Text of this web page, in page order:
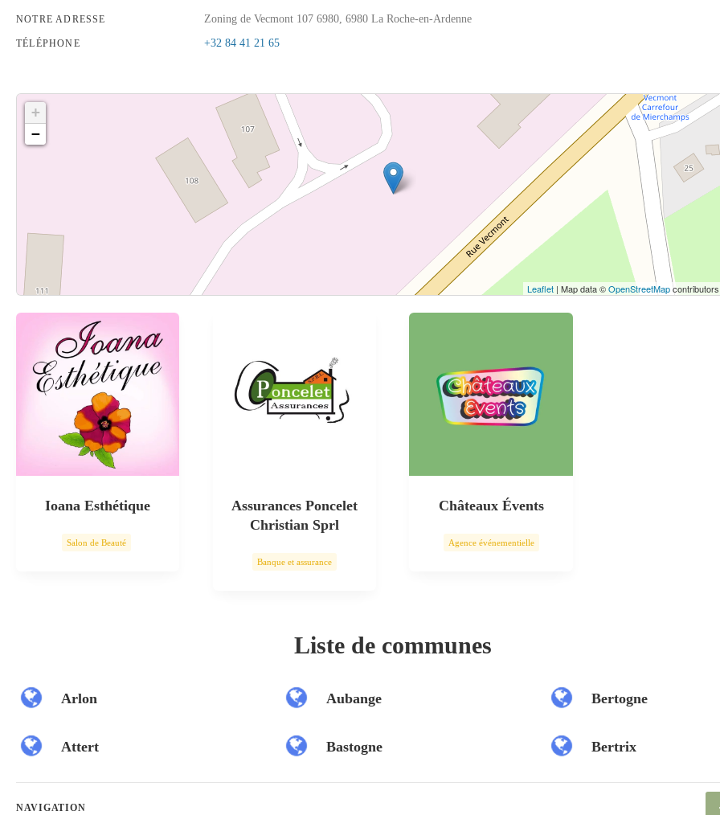
NOTRE ADRESSE Zoning de Vecmont 107 6980, 6980 La Roche-en-Ardenne
TÉLÉPHONE +32 84 41 21 65
Cliquez sur le bouton pour afficher la carte.
+
−
Leaflet| Map data ©OpenStreetMapcontributors,
Ioana Esthétique
Salon de Beauté
Assurances Poncelet
Christian Sprl
Banque et assurance
Châteaux Évents
Agence événementielle
Liste de communes
Arlon
Attert
Aubange
Bastogne
Bertogne
Bertrix
NAVIGATION